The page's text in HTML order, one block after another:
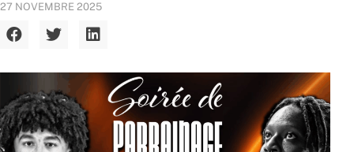
27 NOVEMBRE 2025